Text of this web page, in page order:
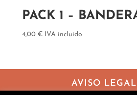
PACK 1 –
4,00 € IVA incluido
AVISO LEGAL